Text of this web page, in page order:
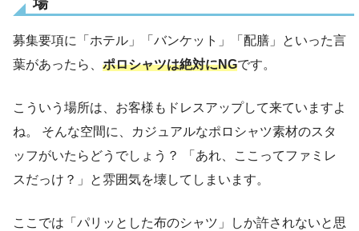
募集要項に「ホテル」「バンケット」「配膳」といった言
葉があったら、 ポロシャツは絶対にNGです。
こういう場所は、お客様もドレスアップして来ていますよ
ね。 そんな空間に、カジュアルなポロシャツ素材のスタ
ッフがいたらどうでしょう？ 「あれ、ここってファミレ
スだっけ？」と雰囲気を壊してしまいます。
ここでは「パリッとした布のシャツ」しか許されないと思